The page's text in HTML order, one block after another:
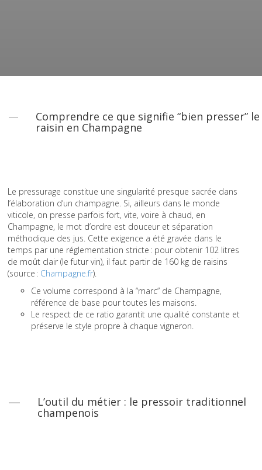
Comprendre ce que signifie “bien presser” le
raisin en Champagne
Le pressurage constitue une singularité presque sacrée dans
l’élaboration d’un champagne. Si, ailleurs dans le monde
viticole, on presse parfois fort, vite, voire à chaud, en
Champagne, le mot d’ordre est douceur et séparation
méthodique des jus. Cette exigence a été gravée dans le
temps par une réglementation stricte : pour obtenir 102 litres
de moût clair (le futur vin), il faut partir de 160 kg de raisins
(source : Champagne.fr).
Ce volume correspond à la “marc” de Champagne,
référence de base pour toutes les maisons.
Le respect de ce ratio garantit une qualité constante et
préserve le style propre à chaque vigneron.
L’outil du métier : le pressoir traditionnel
champenois